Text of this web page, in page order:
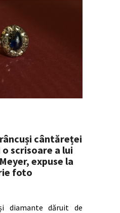
cântăreței
o scrisoare a lui
expuse la
foto
diamante dăruit de